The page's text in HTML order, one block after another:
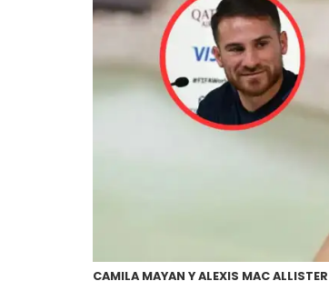
CAMILA MAYAN Y ALEXIS MAC ALLISTER